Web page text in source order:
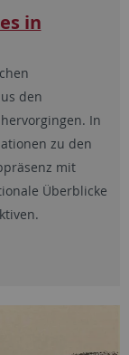
in
den
In
zu den
mit
Überblicke